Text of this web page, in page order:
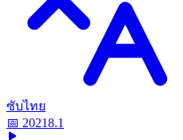
ซับไทย
📅 20218.1